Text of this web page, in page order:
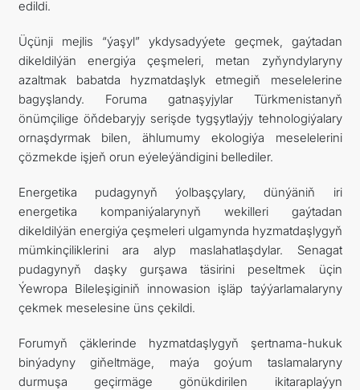
edildi.
Üçünji mejlis “ýaşyl” ykdysadyýete geçmek, gaýtadan
dikeldilýän energiýa çeşmeleri, metan zyňyndylaryny
azaltmak babatda hyzmatdaşlyk etmegiň meselelerine
bagyşlandy. Foruma gatnaşyjylar Türkmenistanyň
önümçilige öňdebaryjy serişde tygşytlaýjy tehnologiýalary
ornaşdyrmak bilen, ählumumy ekologiýa meselelerini
çözmekde işjeň orun eýeleýändigini bellediler.
Energetika pudagynyň ýolbaşçylary, dünýäniň iri
energetika kompaniýalarynyň wekilleri gaýtadan
dikeldilýän energiýa çeşmeleri ulgamynda hyzmatdaşlygyň
mümkinçiliklerini ara alyp maslahatlaşdylar. Senagat
pudagynyň daşky gurşawa täsirini peseltmek üçin
Ýewropa Bileleşiginiň innowasion işläp taýýarlamalaryny
çekmek meselesine üns çekildi.
Forumyň çäklerinde hyzmatdaşlygyň şertnama-hukuk
binýadyny giňeltmäge, maýa goýum taslamalaryny
durmuşa geçirmäge gönükdirilen ikitaraplaýyn